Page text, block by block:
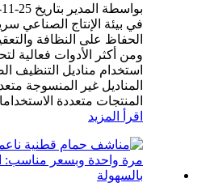
بواسطة المدير بتاريخ 25-11-2010
في بيئة الإنتاج الصناعي
الحفاظ على النظافة
ومن أكثر الأدوات فعالية
استخدام مناديل التنظيف
المناديل غير المنسوجة
المنتجات متعددة
اقرأ المزيد